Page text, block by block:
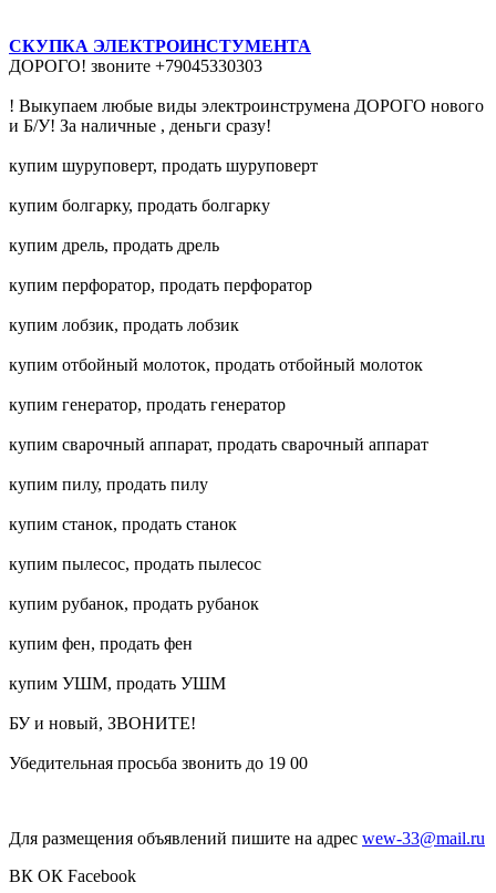
СКУПКА ЭЛЕКТРОИНСТУМЕНТА
ДОРОГО! звоните +79045330303
! Выкупаем любые виды электроинструмена ДОРОГО нового
и Б/У! За наличные , деньги сразу!
купим шуруповерт, продать шуруповерт
купим болгарку, продать болгарку
купим дрель, продать дрель
купим перфоратор, продать перфоратор
купим лобзик, продать лобзик
купим отбойный молоток, продать отбойный молоток
купим генератор, продать генератор
купим сварочный аппарат, продать сварочный аппарат
купим пилу, продать пилу
купим станок, продать станок
купим пылесос, продать пылесос
купим рубанок, продать рубанок
купим фен, продать фен
купим УШМ, продать УШМ
БУ и новый, ЗВОНИТЕ!
Убедительная просьба звонить до 19 00
Для размещения объявлений пишите на адрес wew-33@mail.ru
ВК ОК Facebook